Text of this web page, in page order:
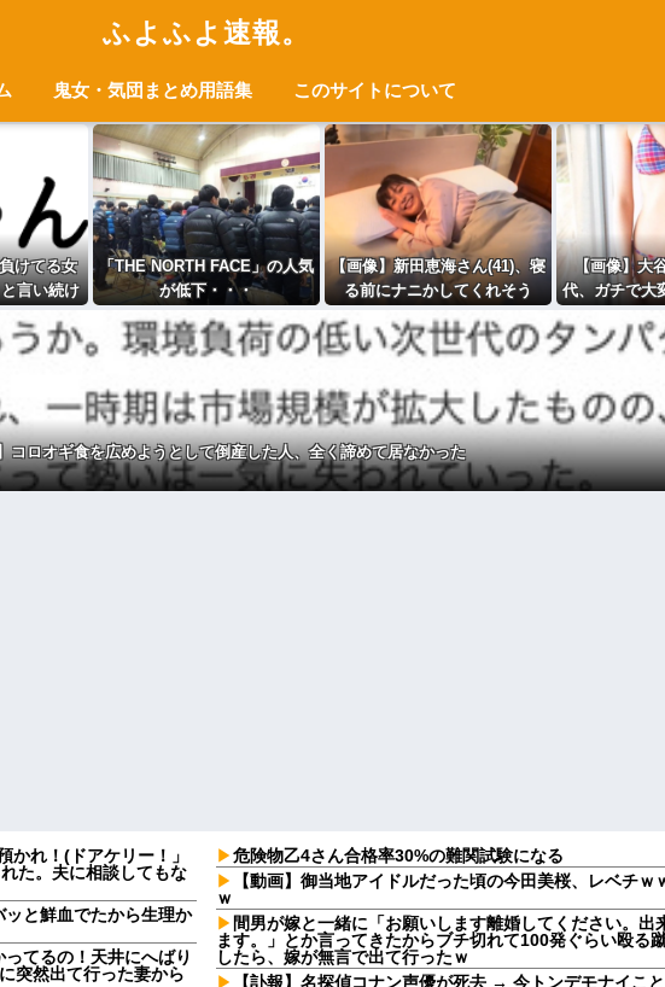
ふよふよ速報。
鬼女・気団まとめ用語集 このサイトについて
けてる女
言い続け
「THE NORTH FACE」の人気
が低下・・・
【画像】新田恵海さん(41)、寝
る前にナニかしてくれそう
【画像】大
代、ガチで大
コロオギ食を広めようとして倒産した人、全く諦めて居なかった
かれ！(ドアケリー！」
た。夫に相談してもな
と鮮血でたから生理か
てるの！天井にへばり
突然出て行った妻から
危険物乙4さん合格率30%の難関試験になる
【動画】御当地アイドルだった頃の今田美桜、レベチｗ
ｗ
間男が嫁と一緒に「お願いします離婚してください。出
ます。」とか言ってきたからブチ切れて100発ぐらい殴る
したら、嫁が無言で出て行ったｗ
【訃報】名探偵コナン声優が死去 → 今トンデモナイこ